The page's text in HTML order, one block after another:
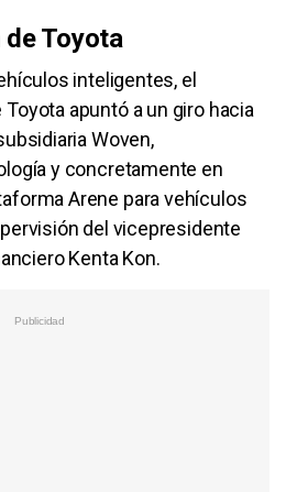
Toyota
inteligentes, el
apuntó a un giro hacia
Woven,
y concretamente en
Arene para vehículos
del vicepresidente
Kenta Kon.